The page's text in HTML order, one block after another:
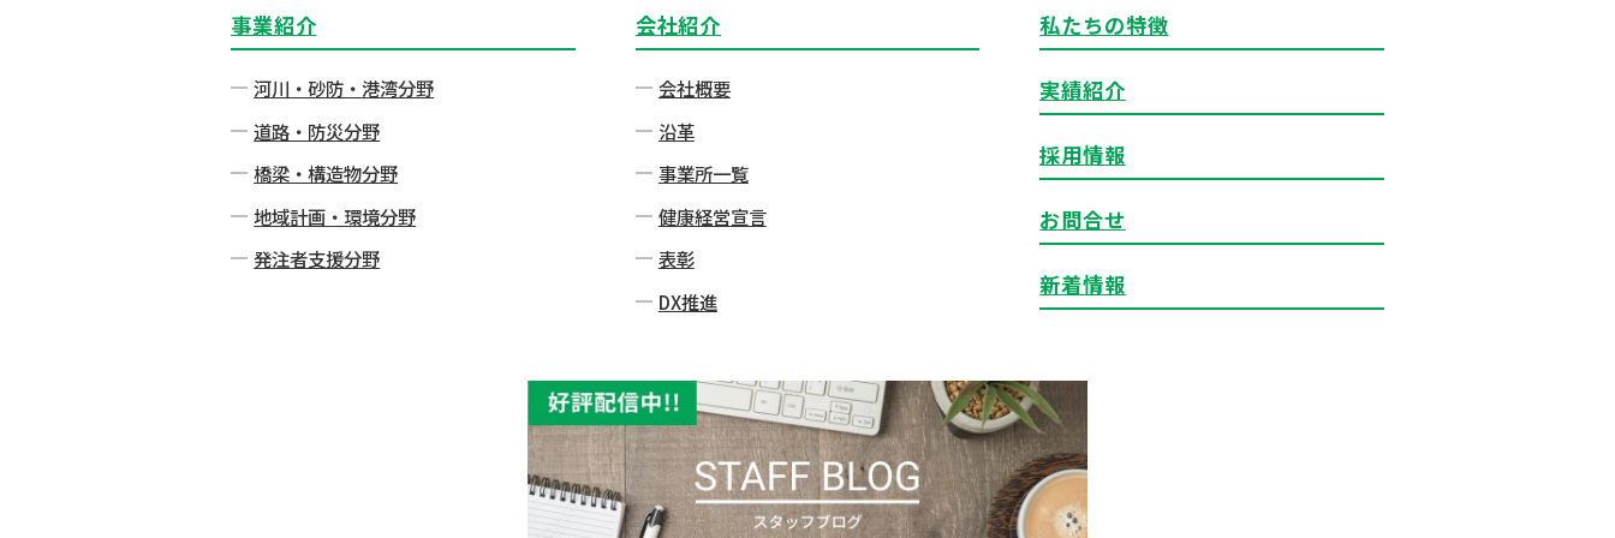
事業紹介
河川・砂防・港湾分野
道路・防災分野
橋梁・構造物分野
地域計画・環境分野
発注者⽀援分野
会社紹介
会社概要
沿革
事業所一覧
健康経営宣言
表彰
DX推進
私たちの特徴
実績紹介
採用情報
お問合せ
新着情報